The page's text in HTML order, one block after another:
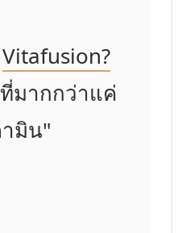
Vitafusion?
มากกว่าแค่
มิน"